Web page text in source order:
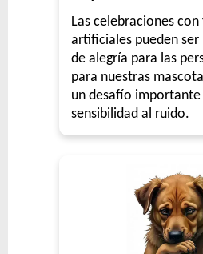
Las celebraciones con
artificiales pueden
de alegría para las
para nuestras
un desafío importante
sensibilidad al ruido.